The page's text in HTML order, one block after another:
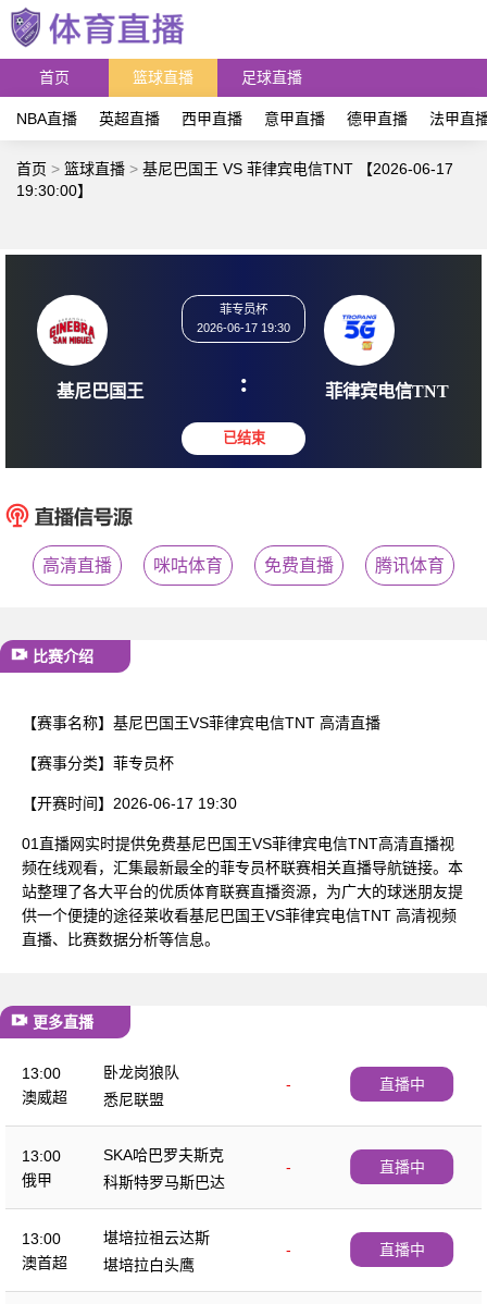
首页 篮球直播 足球直播
NBA直播 英超直播 西甲直播 意甲直播 德甲直播 法甲直
首页 > 篮球直播 > 基尼巴国王 VS 菲律宾电信TNT 【2026-06-17
19:30:00】
2026-06-17 19:30
:
高清直播 咪咕体育 免费直播 腾讯体育
比赛介绍
【赛事名称】 基尼巴国王VS菲律宾电信TNT 高清直播
【赛事分类】 菲专员杯
【开赛时间】 2026-06-17 19:30
01直播网实时提供免费基尼巴国王VS菲律宾电信TNT高清直播视
频在线观看，汇集最新最全的菲专员杯联赛相关直播导航链接。本
站整理了各大平台的优质体育联赛直播资源，为广大的球迷朋友提
供一个便捷的途径莱收看基尼巴国王VS菲律宾电信TNT 高清视频
直播、比赛数据分析等信息。
更多直播
13:00
澳威超
卧龙岗狼队
-
悉尼联盟
直播中
13:00
俄甲
SKA哈巴罗夫斯克
-
科斯特罗马斯巴达
直播中
13:00
澳首超
堪培拉祖云达斯
-
堪培拉白头鹰
直播中